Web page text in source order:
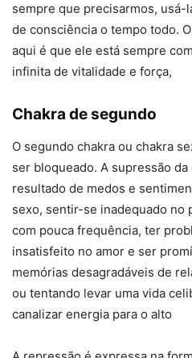
sempre que precisarmos, usá-
de consciência o tempo todo.
aqui é que ele está sempre
infinita de vitalidade e força,
Chakra de segundo
O segundo chakra ou chakra
ser bloqueado. A supressão
resultado de medos e
sexo, sentir-se inadequado no
com pouca frequência, ter
insatisfeito no amor e ser
memórias desagradáveis de
ou tentando levar uma vida
canalizar energia para o alto